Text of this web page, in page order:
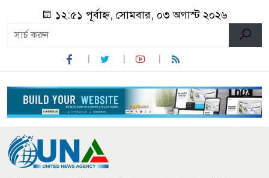
১২:৫১ পূর্বাহ্ন, সোমবার, ০৩ অগাস্ট ২০২৬